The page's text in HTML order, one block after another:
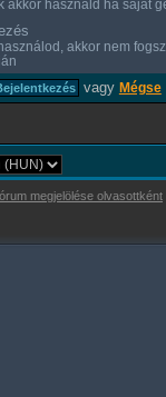
akkor használd ha saját
akkor nem
vagy Mégse
megjelölése olvasottként